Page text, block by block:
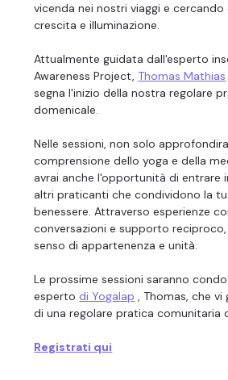
vicenda nei nostri viaggi e
crescita e illuminazione.
Attualmente guidata dall'esperto
Awareness Project, Thomas Mathias
segna l'inizio della nostra regolare
domenicale.
Nelle sessioni, non solo
comprensione dello yoga e della
avrai anche l'opportunità di entrare
altri praticanti che condividono la
benessere. Attraverso esperienze
conversazioni e supporto
senso di appartenenza e unità.
Le prossime sessioni saranno
esperto di Yogalap , Thomas, che vi
di una regolare pratica comunitaria
Registrati qui